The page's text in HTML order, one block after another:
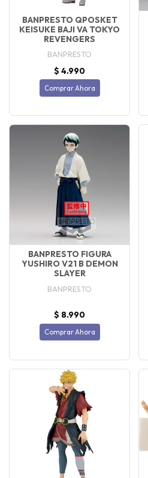
BANPRESTO QPOSKET
KEISUKE BAJI VA TOKYO
REVENGERS
BANPRESTO
$ 4.990
Comprar Ahora
BANPRESTO FIGURA
YUSHIRO V21 B DEMON
SLAYER
BANPRESTO
$ 8.990
Comprar Ahora